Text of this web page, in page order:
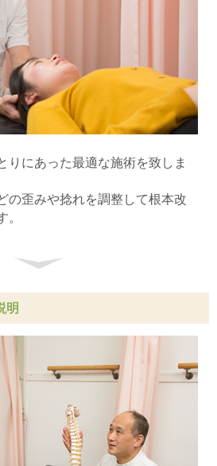
りにあった最適な施術を致しま
の歪みや捻れを調整して根本改
。
明